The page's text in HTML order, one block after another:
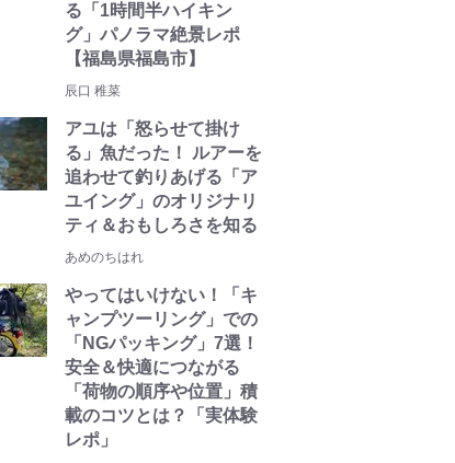
る「1時間半ハイキン
グ」パノラマ絶景レポ
【福島県福島市】
辰口 稚菜
アユは「怒らせて掛け
る」魚だった！ ルアーを
追わせて釣りあげる「ア
ユイング」のオリジナリ
ティ＆おもしろさを知る
あめのちはれ
やってはいけない！「キ
ャンプツーリング」での
「NGパッキング」7選！
安全＆快適につながる
「荷物の順序や位置」積
載のコツとは？「実体験
レポ」